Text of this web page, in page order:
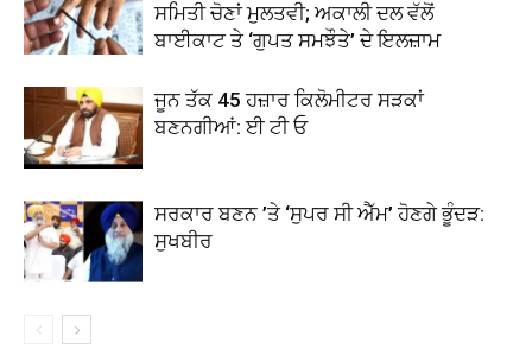
ਸਮਿਤੀ ਚੋਣਾਂ ਮੁਲਤਵੀ; ਅਕਾਲੀ ਦਲ ਵੱਲੋਂ
ਬਾਈਕਾਟ ਤੇ ‘ਗੁਪਤ ਸਮਝੌਤੇ’ ਦੇ ਇਲਜ਼ਾਮ
ਜੂਨ ਤੱਕ 45 ਹਜ਼ਾਰ ਕਿਲੋਮੀਟਰ ਸੜਕਾਂ
ਬਣਨਗੀਆਂ: ਈ ਟੀ ਓ
ਸਰਕਾਰ ਬਣਨ ’ਤੇ ‘ਸੁਪਰ ਸੀ ਐੱਮ’ ਹੋਣਗੇ ਭੂੰਦੜ:
ਸੁਖਬੀਰ